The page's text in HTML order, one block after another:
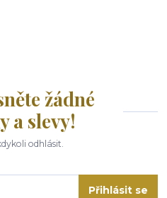
žádné
a slevy!
odhlásit.
Přihlásit se